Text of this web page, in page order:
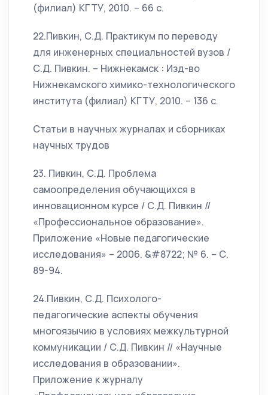
(филиал) КГТУ, 2010. – 66 с.
22.Пивкин, С.Д. Практикум по переводу
для инженерных специальностей вузов /
С.Д. Пивкин. – Нижнекамск : Изд-во
Нижнекамского химико-технологического
института (филиал) КГТУ, 2010. – 136 с.
Статьи в научных журналах и сборниках
научных трудов
23. Пивкин, С.Д. Проблема
самоопределения обучающихся в
инновационном курсе / С.Д. Пивкин //
«Профессиональное образование».
Приложение «Новые педагогические
исследования» – 2006. &#8722; № 6. – С.
89-94.
24.Пивкин, С.Д. Психолого-
педагогические аспекты обучения
многоязычию в условиях межкультурной
коммуникации / С.Д. Пивкин // «Научные
исследования в образовании».
Приложение к журналу